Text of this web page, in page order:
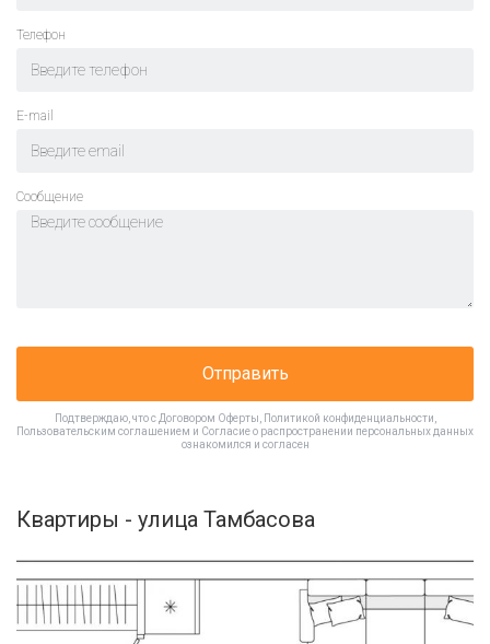
Телефон
E-mail
Cообщение
Отправить
Подтверждаю, что с Договором Оферты Политикой конфиденциальности
Пользовательским соглашением и Согласие о распространении персональных данных
ознакомился и согласен
Квартиры - улица Тамбасова